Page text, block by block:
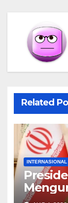
Related
INTERNASIONAL